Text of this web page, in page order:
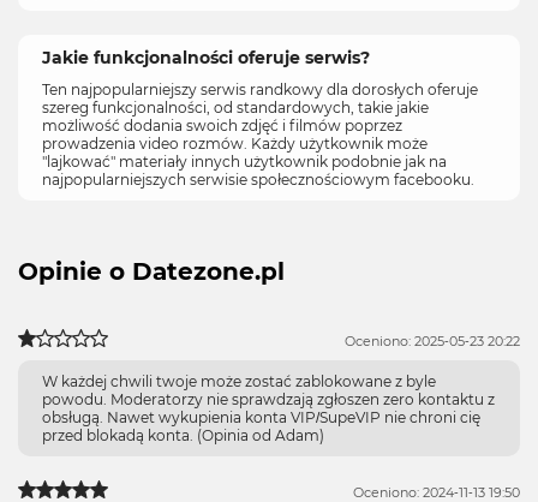
Jakie funkcjonalności oferuje serwis?
Ten najpopularniejszy serwis randkowy dla dorosłych oferuje
szereg funkcjonalności, od standardowych, takie jakie
możliwość dodania swoich zdjęć i filmów poprzez
prowadzenia video rozmów. Każdy użytkownik może
"lajkować" materiały innych użytkownik podobnie jak na
najpopularniejszych serwisie społecznościowym facebooku.
Opinie o Datezone.pl
Oceniono: 2025-05-23 20:22
W każdej chwili twoje może zostać zablokowane z byle
powodu. Moderatorzy nie sprawdzają zgłoszen zero kontaktu z
obsługą. Nawet wykupienia konta VIP/SupeVIP nie chroni cię
przed blokadą konta. (Opinia od Adam)
Oceniono: 2024-11-13 19:50